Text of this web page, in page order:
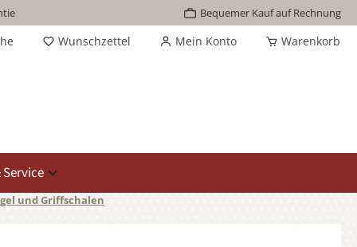
Bequemer Kauf auf Rechnung
Wunschzettel Mein Konto Warenkorb
und Griffschalen